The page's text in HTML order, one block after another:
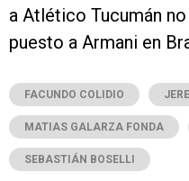
a Atlético Tucumán
puesto a Armani en
FACUNDO COLIDIO
MATIAS GALARZA FONDA
SEBASTIÁN BOSELLI